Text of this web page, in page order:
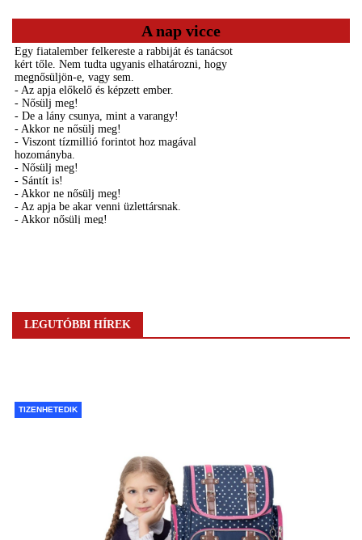
A nap vicce
LEGUTÓBBI HÍREK
TIZENHETEDIK